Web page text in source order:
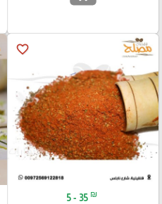
favorite_border
5 - 35 ₪